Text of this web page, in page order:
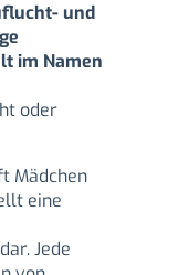
und
im Namen
oder
Mädchen
eine
Jede